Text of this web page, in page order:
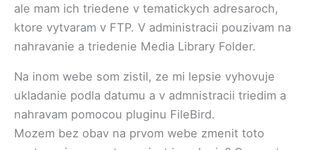
ale mam ich triedene v tematickych adresaroch,
ktore vytvaram v FTP. V administracii pouzivam na
nahravanie a triedenie Media Library Folder.
Na inom webe som zistil, ze mi lepsie vyhovuje
ukladanie podla datumu a v admnistracii triedim a
nahravam pomocou pluginu FileBird.
Mozem bez obav na prvom webe zmenit toto